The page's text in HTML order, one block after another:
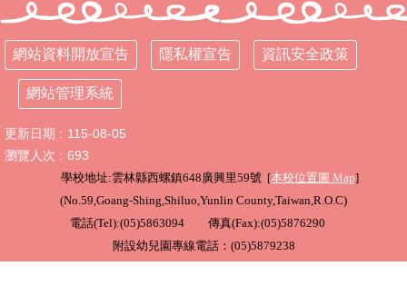
課
專
區
校
務
E
化
網站資料開放宣告 隱私權宣告 資訊安全政策
網站管理系統
更新日期
115-08-05
瀏覽人次
693
學校地址:雲林縣西螺鎮648廣興里59號 [本校位置圖 Map]
(No.59,Goang-Shing,Shiluo,Yunlin County,Taiwan,R.O.C)
電話(Tel):(05)5863094 傳真(Fax):(05)5876290
附設幼兒園專線電話：(05)5879238